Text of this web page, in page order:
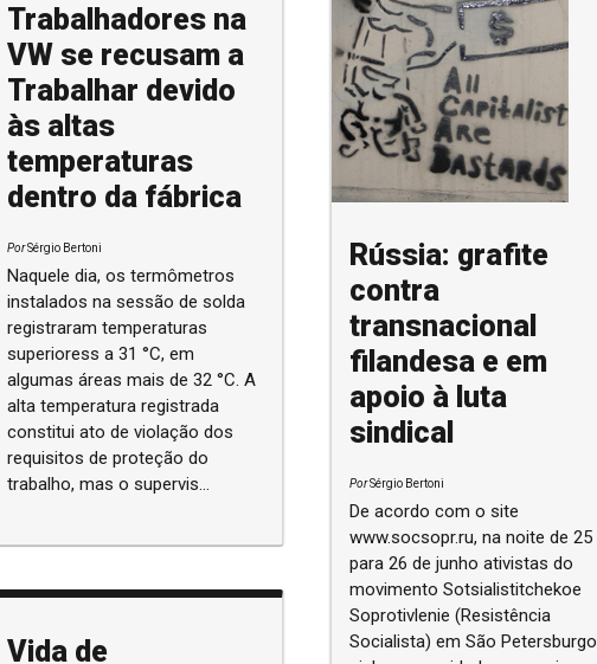
Trabalhadores na
VW se recusam a
Trabalhar devido
às altas
temperaturas
dentro da fábrica
PorSérgio Bertoni
Naquele dia, os termômetros
instalados na sessão de solda
registraram temperaturas
superioress a 31 °C, em
algumas áreas mais de 32 °C. A
alta temperatura registrada
constitui ato de violação dos
requisitos de proteção do
trabalho, mas o supervis...
Vida de
Rússia: grafite
contra
transnacional
filandesa e em
apoio à luta
sindical
PorSérgio Bertoni
De acordo com o site
www.socsopr.ru, na noite de 25
para 26 de junho ativistas do
movimento Sotsialistitchekoe
Soprotivlenie (Resistência
Socialista) em São Petersburgo